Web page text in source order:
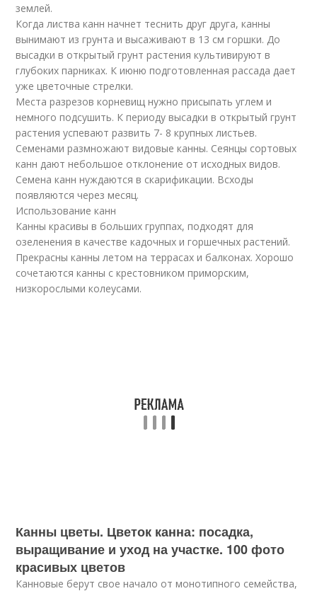
землей.
Когда листва канн начнет теснить друг друга, канны
вынимают из грунта и высаживают в 13 см горшки. До
высадки в открытый грунт растения культивируют в
глубоких парниках. К июню подготовленная рассада дает
уже цветочные стрелки.
Места разрезов корневищ нужно присыпать углем и
немного подсушить. К периоду высадки в открытый грунт
растения успевают развить 7- 8 крупных листьев.
Семенами размножают видовые канны. Сеянцы сортовых
канн дают небольшое отклонение от исходных видов.
Семена канн нуждаются в скарификации. Всходы
появляются через месяц.
Использование канн
Канны красивы в больших группах, подходят для
озеленения в качестве кадочных и горшечных растений.
Прекрасны канны летом на террасах и балконах. Хорошо
сочетаются канны с крестовником приморским,
низкорослыми колеусами.
Канны цветы. Цветок канна: посадка,
выращивание и уход на участке. 100 фото
красивых цветов
Канновые берут свое начало от монотипного семейства,